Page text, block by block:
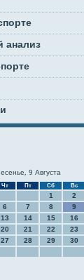
анализ
9 Августа
Чт Пт Сб Вс
1
2
6 7 8
9
13 14 15
16
20 21 22
23
27 28 29
30